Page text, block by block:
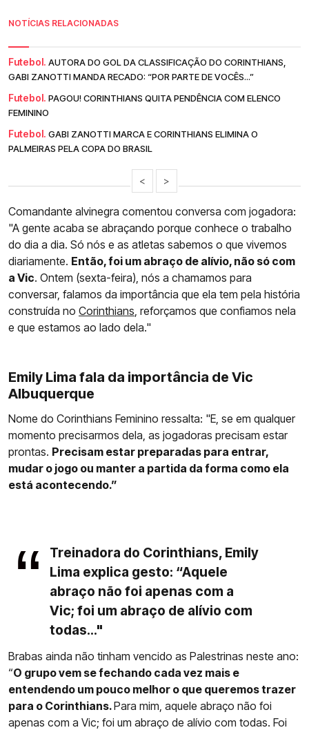
NOTÍCIAS RELACIONADAS
Futebol. AUTORA DO GOL DA CLASSIFICAÇÃO DO CORINTHIANS,
GABI ZANOTTI MANDA RECADO: “POR PARTE DE VOCÊS...”
Futebol. PAGOU! CORINTHIANS QUITA PENDÊNCIA COM ELENCO
FEMININO
Futebol. GABI ZANOTTI MARCA E CORINTHIANS ELIMINA O
PALMEIRAS PELA COPA DO BRASIL
< >
Comandante alvinegra comentou conversa com jogadora:
"A gente acaba se abraçando porque conhece o trabalho
do dia a dia. Só nós e as atletas sabemos o que vivemos
diariamente. Então, foi um abraço de alívio, não só com
a Vic. Ontem (sexta-feira), nós a chamamos para
conversar, falamos da importância que ela tem pela história
construída no Corinthians , reforçamos que confiamos nela
e que estamos ao lado dela."
Emily Lima fala da importância de Vic
Albuquerque
Nome do Corinthians Feminino ressalta: "E, se em qualquer
momento precisarmos dela, as jogadoras precisam estar
prontas. Precisam estar preparadas para entrar,
mudar o jogo ou manter a partida da forma como ela
está acontecendo.”
Treinadora do Corinthians, Emily
Lima explica gesto: “Aquele
abraço não foi apenas com a
Vic; foi um abraço de alívio com
todas..."
Brabas ainda não tinham vencido as Palestrinas neste ano:
“O grupo vem se fechando cada vez mais e
entendendo um pouco melhor o que queremos trazer
para o Corinthians.Para mim, aquele abraço não foi
apenas com a Vic; foi um abraço de alívio com todas. Foi